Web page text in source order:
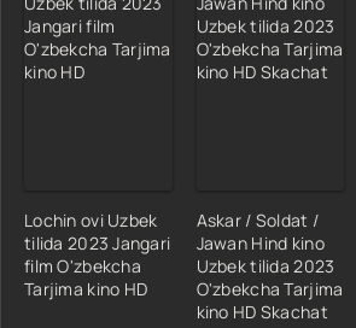
Lochin ovi Uzbek
tilida 2023 Jangari
film O'zbekcha
Tarjima kino HD
Askar / Soldat /
Jawan Hind kino
Uzbek tilida 2023
O'zbekcha Tarjima
kino HD Skachat